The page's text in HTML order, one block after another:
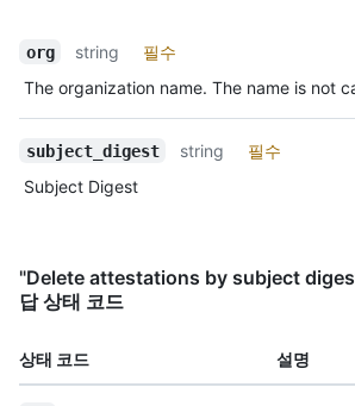
org string
필수
The organization name. The name is not
subject_digest string
필수
Subject Digest
"Delete attestations by subject
답 상태 코드
상태 코드 설명